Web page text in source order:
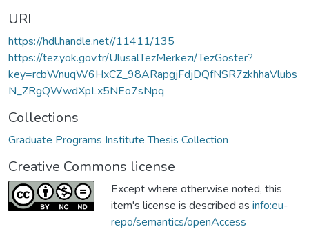
URI
https://hdl.handle.net//11411/135
https://tez.yok.gov.tr/UlusalTezMerkezi/TezGoster?
key=rcbWnuqW6HxCZ_98ARapgjFdjDQfNSR7zkhhaVlubs
N_ZRgQWwdXpLx5NEo7sNpq
Collections
Graduate Programs Institute Thesis Collection
Creative Commons license
Except where otherwise noted, this
item's license is described as info:eu-
repo/semantics/openAccess